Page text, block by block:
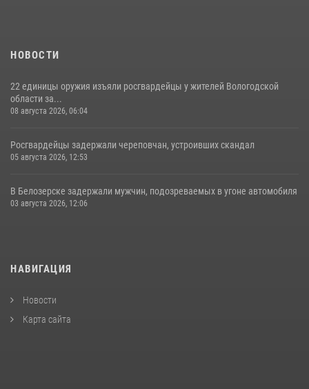
НОВОСТИ
22 единицы оружия изъяли росгвардейцы у жителей Вологодской
области за...
08 августа 2026, 06:04
Росгвардейцы задержали череповчан, устроивших скандал
05 августа 2026, 12:53
В Белозерске задержали мужчин, подозреваемых в угоне автомобиля
03 августа 2026, 12:06
НАВИГАЦИЯ
Новости
Карта сайта